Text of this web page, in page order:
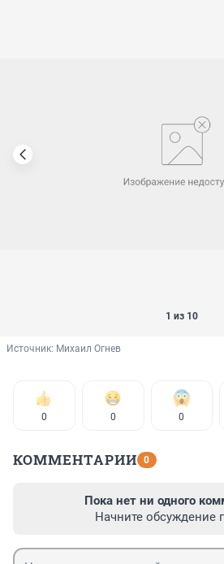
1 из 10
Источник: Михаил Огнев
0 0 0
КОММЕНТАРИИ 0
Пока нет ни одного
Начните обсуждение